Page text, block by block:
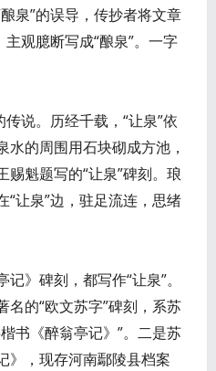
泉”的误导，传抄者将文章
观臆断写成“酿泉”。一字
说。历经千载，“让泉”依
的周围用石块砌成方池，
魁题写的“让泉”碑刻。琅
让泉”边，驻足流连，思绪
》碑刻，都写作“让泉”。
的“欧文苏字”碑刻，系苏
书《醉翁亭记》”。二是苏
》，现存河南鄢陵县档案